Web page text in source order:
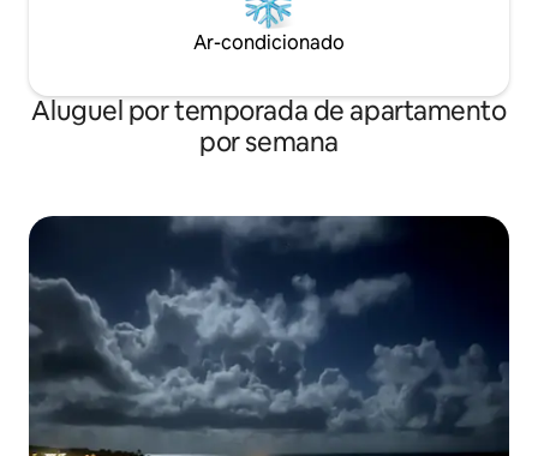
Ar-condicionado
Aluguel por temporada de apartamento
por semana